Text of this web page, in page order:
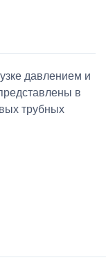
давлением и
в
трубных